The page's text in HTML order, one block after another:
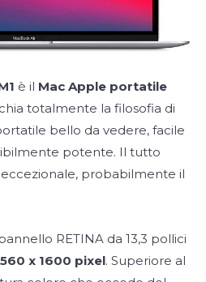
è il Mac Apple portatile
totalmente la filosofia di
bello da vedere, facile
potente. Il tutto
probabilmente il
RETINA da 13,3 pollici
x 1600 pixel. Superiore al